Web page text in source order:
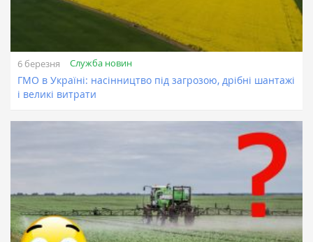
6 березня Служба новин
ГМО в Україні: насінництво під загрозою, дрібні шантажі
і великі витрати